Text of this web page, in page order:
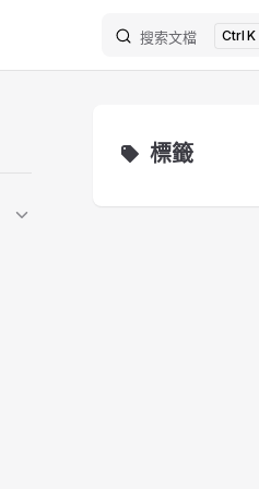
搜索文檔 K
標籤